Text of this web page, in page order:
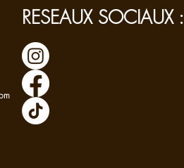
RESEAUX SOCIAUX :